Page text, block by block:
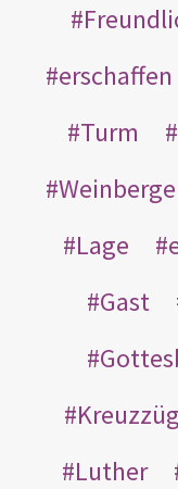
erschaffen
Turm
Weinberge
Lage
Gast
Luther